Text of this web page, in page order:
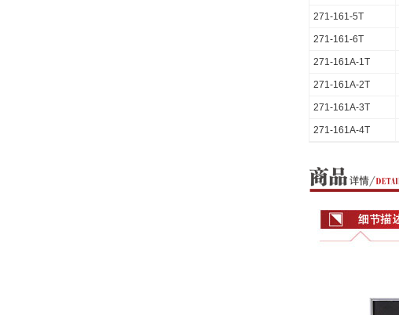
271-161-5T
271-161-6T
271-161A-1T
271-161A-2T
271-161A-3T
271-161A-4T